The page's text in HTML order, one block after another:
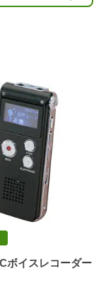
ボイスレコーダー